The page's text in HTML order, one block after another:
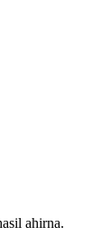
ahirna.